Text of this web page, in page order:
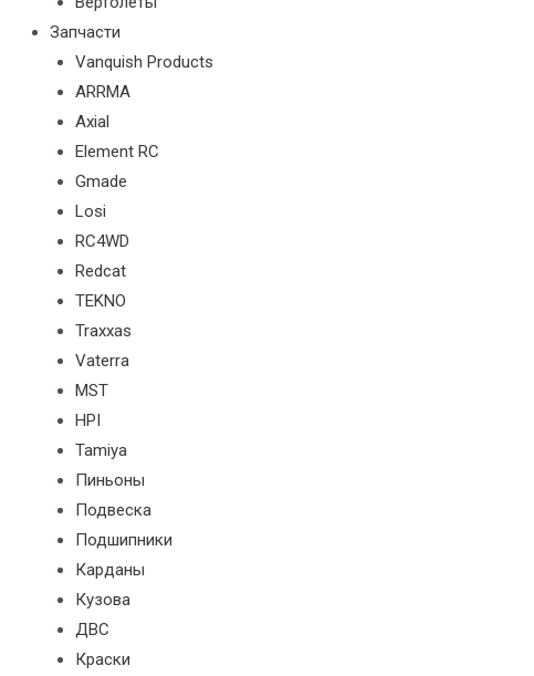
Запчасти
Vanquish Products
ARRMA
Axial
Element RC
Gmade
Losi
RC4WD
Redcat
TEKNO
Traxxas
Vaterra
MST
HPI
Tamiya
Пиньоны
Подвеска
Подшипники
Карданы
Кузова
ДВС
Краски